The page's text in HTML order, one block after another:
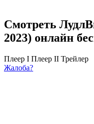
Смотреть
2023) онлайн
Плеер I Плеер II Трейлер
Жалоба?